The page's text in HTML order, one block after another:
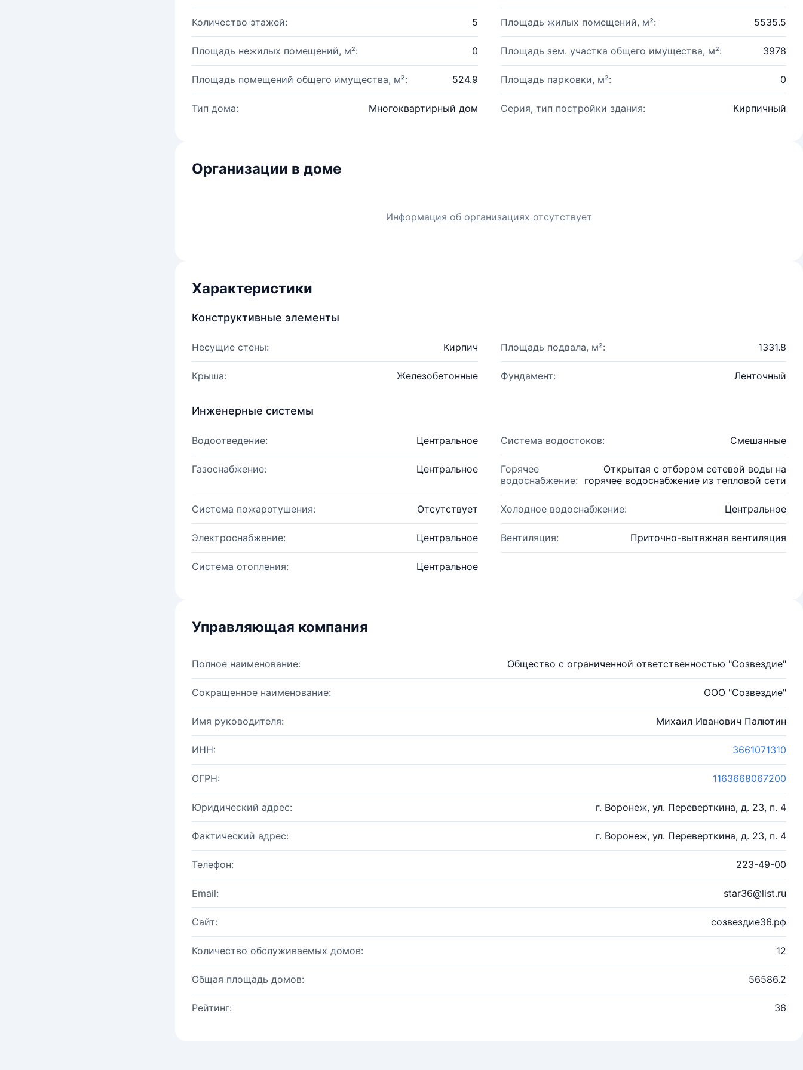
Количество этажей: 5 Площадь жилых помещений, м²: 5535.5
Площадь нежилых помещений, м²: 0 Площадь зем. участка общего имущества, м²: 3978
Площадь помещений общего имущества, м²: 524.9 Площадь парковки, м²: 0
Тип дома: Многоквартирный дом Серия, тип постройки здания: Кирпичный
Организации в доме
Информация об организациях отсутствует
Характеристики
Конструктивные элементы
Несущие стены: Кирпич Площадь подвала, м²: 1331.8
Крыша: Железобетонные Фундамент: Ленточный
Инженерные системы
Водоотведение: Центральное Система водостоков: Смешанные
Газоснабжение: Центральное
Горячее
водоснабжение:
Открытая с отбором сетевой воды на
горячее водоснабжение из тепловой сети
Система пожаротушения: Отсутствует Холодное водоснабжение: Центральное
Электроснабжение: Центральное Вентиляция: Приточно-вытяжная вентиляция
Система отопления: Центральное
Управляющая компания
Полное наименование: Общество с ограниченной ответственностью "Созвездие"
Сокращенное наименование: ООО "Созвездие"
Имя руководителя: Михаил Иванович Палютин
ИНН: 3661071310
ОГРН: 1163668067200
Юридический адрес: г. Воронеж, ул. Переверткина, д. 23, п. 4
Фактический адрес: г. Воронеж, ул. Переверткина, д. 23, п. 4
Телефон: 223-49-00
Email: star36@list.ru
Сайт: созвездие36.рф
Количество обслуживаемых домов: 12
Общая площадь домов: 56586.2
Рейтинг: 36